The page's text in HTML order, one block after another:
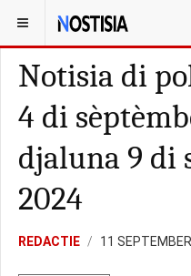
YOU ARE HERE: BONAIRE
Notisia di
4 di
djaluna 9 di
2024
REDACTIE 11